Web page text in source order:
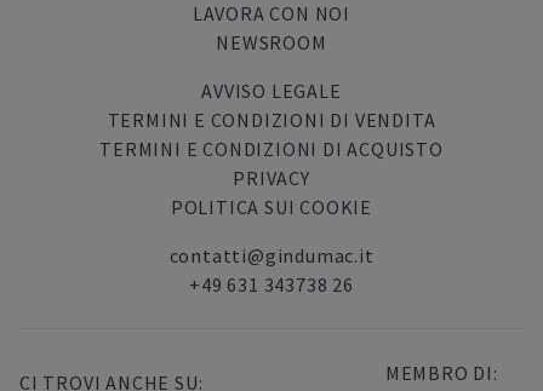
LAVORA CON NOI
NEWSROOM
AVVISO LEGALE
TERMINI E CONDIZIONI DI VENDITA
TERMINI E CONDIZIONI DI ACQUISTO
PRIVACY
POLITICA SUI COOKIE
contatti@gindumac.it
+49 631 343738 26
CI TROVI ANCHE SU: MEMBRO DI: